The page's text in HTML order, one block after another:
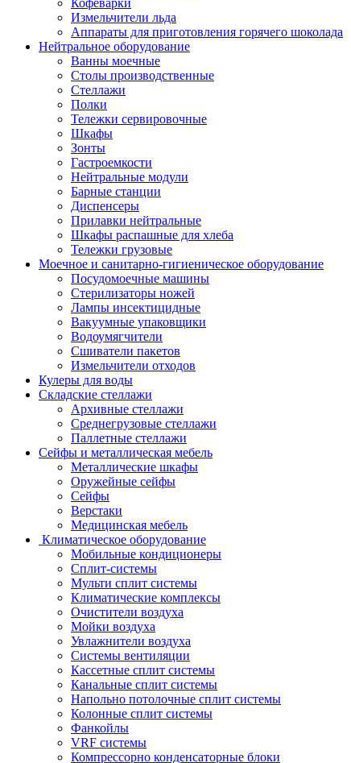
Кофеварки
Измельчители льда
Аппараты для приготовления горячего шоколада
Нейтральное оборудование
Ванны моечные
Столы производственные
Стеллажи
Полки
Тележки сервировочные
Шкафы
Зонты
Гастроемкости
Нейтральные модули
Барные станции
Диспенсеры
Прилавки нейтральные
Шкафы распашные для хлеба
Тележки грузовые
Моечное и санитарно-гигиеническое оборудование
Посудомоечные машины
Стерилизаторы ножей
Лампы инсектицидные
Вакуумные упаковщики
Водоумягчители
Сшиватели пакетов
Измельчители отходов
Кулеры для воды
Складские стеллажи
Архивные стеллажи
Среднегрузовые стеллажи
Паллетные стеллажи
Сейфы и металлическая мебель
Металлические шкафы
Оружейные сейфы
Сейфы
Верстаки
Медицинская мебель
Климатическое оборудование
Мобильные кондиционеры
Сплит-системы
Мульти сплит системы
Климатические комплексы
Очистители воздуха
Мойки воздуха
Увлажнители воздуха
Системы вентиляции
Кассетные сплит системы
Канальные сплит системы
Напольно потолочные сплит системы
Колонные сплит системы
Фанкойлы
VRF системы
Компрессорно конденсаторные блоки